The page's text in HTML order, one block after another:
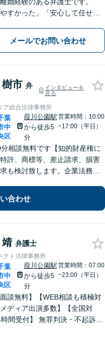
やすかった」「安心して任せら
後まで話を遮らずにお聞きし、
対応を心がけます。お気軽にご
メールでお問い合わせ
樹市 弁
インタビューを
見る
ア総合法律事務所
葉
中
区
葭川公園駅
から徒歩5
分
営業時間：10:00
~17:00（平日）
相談無料です【知的財産権に
許、商標等、差止請求、損害
も検討致します。企業法務・
ど分野の区別なく、複雑・特殊
も全力で対応します。千葉県
合わせ
弁護士
クト法律事務所
葉
中
区
葭川公園駅
から徒歩5
分
営業時間：07:00
~23:00（平日）
面談無料】【WEB相談も積極対
ディア出演多数】【全国対
間受付】 無罪判決・不起訴多